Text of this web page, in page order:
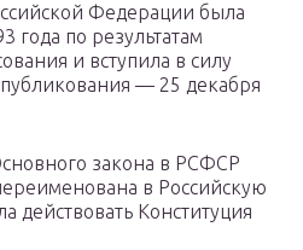
Федерации была
года по результатам
и вступила в силу
— 25 декабря
закона в РСФСР
в Российскую
действовать Конституция